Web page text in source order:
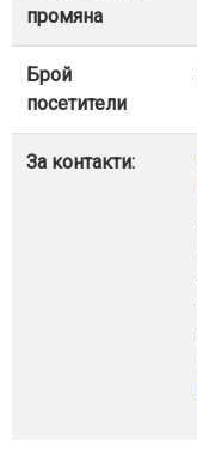
промяна
Брой
посетители
За контакти: